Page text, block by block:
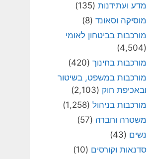
מדע ועתידנות (135)
מוסיקה וסאונד (8)
מורכבות בביטחון לאומי
(4,504)
מורכבות בחינוך (420)
מורכבות במשפט, בשיטור
ובאכיפת חוק (2,103)
מורכבות בניהול (1,258)
משטרה וחברה (57)
נשים (43)
סדנאות וקורסים (10)